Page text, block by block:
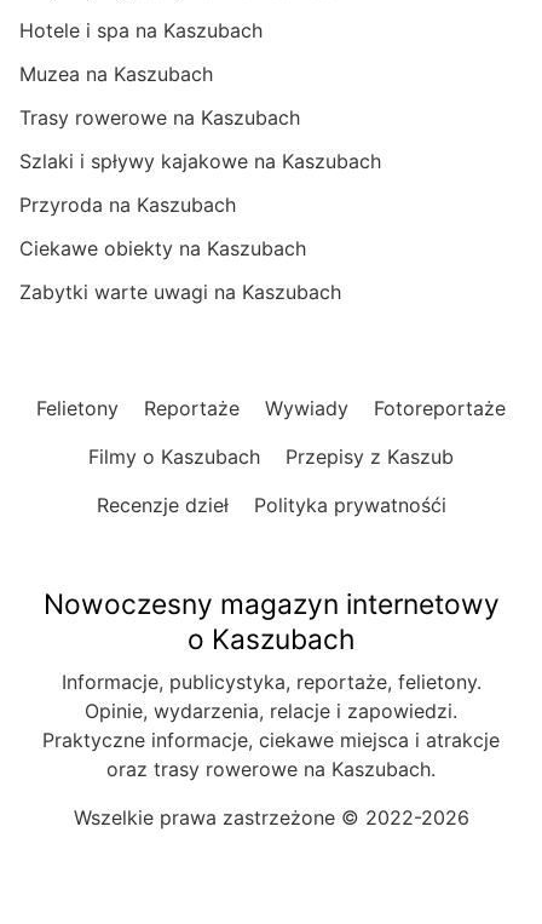
Hotele i spa na Kaszubach
Muzea na Kaszubach
Trasy rowerowe na Kaszubach
Szlaki i spływy kajakowe na Kaszubach
Przyroda na Kaszubach
Ciekawe obiekty na Kaszubach
Zabytki warte uwagi na Kaszubach
Felietony Reportaże Wywiady
Fotoreportaże
Filmy o Kaszubach
Przepisy z Kaszub
Recenzje dzieł
Polityka prywatnośći
Nowoczesny magazyn internetowy
o Kaszubach
Informacje, publicystyka, reportaże, felietony.
Opinie, wydarzenia, relacje i zapowiedzi.
Praktyczne informacje, ciekawe miejsca i atrakcje
oraz trasy rowerowe na Kaszubach.
Wszelkie prawa zastrzeżone © 2022-2026